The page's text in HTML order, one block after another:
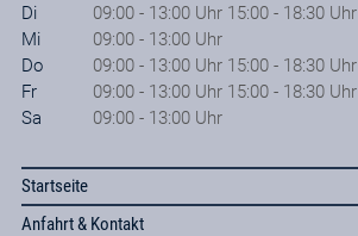
Di
09:00 - 13:00 Uhr 15:00 - 18:30 Uhr
Mi
09:00 - 13:00 Uhr
Do
09:00 - 13:00 Uhr 15:00 - 18:30 Uhr
Fr
09:00 - 13:00 Uhr 15:00 - 18:30 Uhr
Sa
09:00 - 13:00 Uhr
Startseite
Anfahrt & Kontakt